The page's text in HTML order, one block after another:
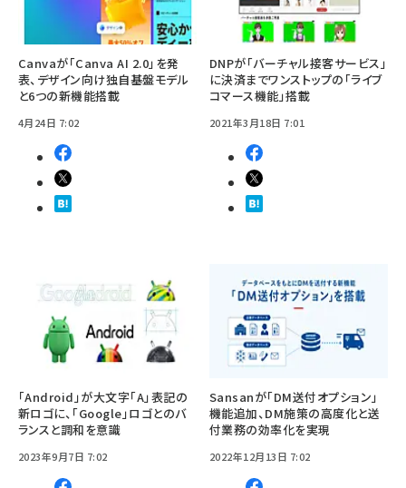
Canvaが「Canva AI 2.0」を発
表、デザイン向け独自基盤モデル
と6つの新機能搭載
4月24日 7:02
DNPが「バーチャル接客サービス」
に決済までワンストップの「ライブ
コマース機能」搭載
2021年3月18日 7:01
「Android」が大文字「A」表記の
新ロゴに、「Google」ロゴとのバ
ランスと調和を意識
2023年9月7日 7:02
Sansanが「DM送付オプション」
機能追加、DM施策の高度化と送
付業務の効率化を実現
2022年12月13日 7:02